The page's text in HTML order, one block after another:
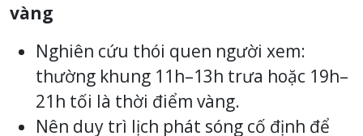
vàng
Nghiên cứu thói quen người xem:
thường khung 11h–13h trưa hoặc 19h–
21h tối là thời điểm vàng.
Nên duy trì lịch phát sóng cố định để